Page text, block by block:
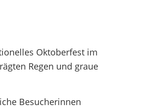
Oktoberfest im
Regen und graue
Besucherinnen